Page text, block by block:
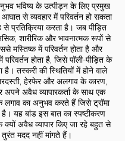
भविष्य के उत्पीड़न के लिए प्रमुख
से व्यवहार में परिवर्तन हो सकता
प्रतिक्रिया करता है। जब पीड़ित
शारीरिक और भावनात्मक रूपों से
मस्तिष्क में परिवर्तन होता है और
परिवर्तन होता है, जिसे पॉली-पीड़ित के
है। तस्करी की स्थितियों में होने वाले
हेरफेर और अलगाव के कारण,
अपने अवैध व्यापारकर्ता के साथ एक
लगाव का अनुभव करते हैं जिसे ट्रॉमा
है। यह बांड इस बात का स्पष्टीकरण
क्यों अवैध व्यापार किए जा रहे बहुत से
तुरंत मदद नहीं मांगते हैं।